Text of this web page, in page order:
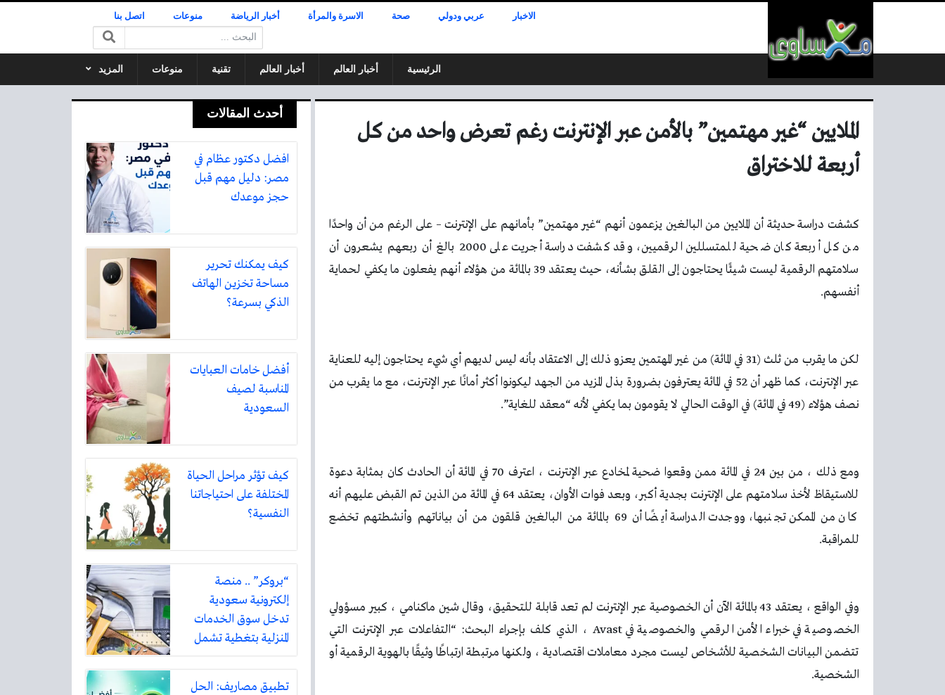
الاخبار عربي ودولي صحة الاسرة والمرأة أخبار الرياضة منوعات اتصل بنا
البحث:
الرئيسية أخبار العالم أخبار العالم تقنية منوعات المزيد
الملايين “غير مهتمين” بالأمن عبر الإنترنت رغم تعرض واحد من كل
أربعة للاختراق
كشفت دراسة حديثة أن الملايين من البالغين يزعمون أنهم “غير مهتمين” بأمانهم على الإنترنت – على الرغم من أن واحدًا
من كل أربعة كان ضحية للمتسللين الرقميين، وقد كشفت دراسة أجريت على 2000 بالغ أن ربعهم يشعرون أن
سلامتهم الرقمية ليست شيئًا يحتاجون إلى القلق بشأنه، حيث يعتقد 39 بالمائة من هؤلاء أنهم يفعلون ما يكفي لحماية
أنفسهم.
لكن ما يقرب من ثلث (31 في المائة) من غير المهتمين يعزو ذلك إلى الاعتقاد بأنه ليس لديهم أي شيء يحتاجون إليه للعناية
عبر الإنترنت، كما ظهر أن 52 في المائة يعترفون بضرورة بذل المزيد من الجهد ليكونوا أكثر أمانًا عبر الإنترنت، مع ما يقرب من
نصف هؤلاء (49 في المائة) في الوقت الحالي لا يقومون بما يكفي لأنه “معقد للغاية”.
ومع ذلك ، من بين 24 في المائة ممن وقعوا ضحية لمخادع عبر الإنترنت ، اعترف 70 في المائة أن الحادث كان بمثابة دعوة
للاستيقاظ لأخذ سلامتهم على الإنترنت بجدية أكبر، وبعد فوات الأوان، يعتقد 64 في المائة من الذين تم القبض عليهم أنه
كان من الممكن تجنبها، ووجدت الدراسة أيضًا أن 69 بالمائة من البالغين قلقون من أن بياناتهم وأنشطتهم تخضع
للمراقبة.
وفي الواقع ، يعتقد 43 بالمائة الآن أن الخصوصية عبر الإنترنت لم تعد قابلة للتحقيق، وقال شين ماكنامي ، كبير مسؤولي
الخصوصية في خبراء الأمن الرقمي والخصوصية في Avast ، الذي كلف بإجراء البحث: “التفاعلات عبر الإنترنت التي
تتضمن البيانات الشخصية للأشخاص ليست مجرد معاملات اقتصادية ، ولكنها مرتبطة ارتباطًا وثيقًا بالهوية الرقمية أو
الشخصية.
أحدث المقالات
افضل دكتور عظام في
مصر: دليل مهم قبل
حجز موعدك
كيف يمكنك تحرير
مساحة تخزين الهاتف
الذكي بسرعة؟
أفضل خامات العبايات
المناسبة لصيف
السعودية
كيف تؤثر مراحل الحياة
المختلفة على احتياجاتنا
النفسية؟
“بروكر” .. منصة
إلكترونية سعودية
تدخل سوق الخدمات
المنزلية بتغطية تشمل
أكثر من ثلاثين مدينة
تطبيق مصاريف: الحل